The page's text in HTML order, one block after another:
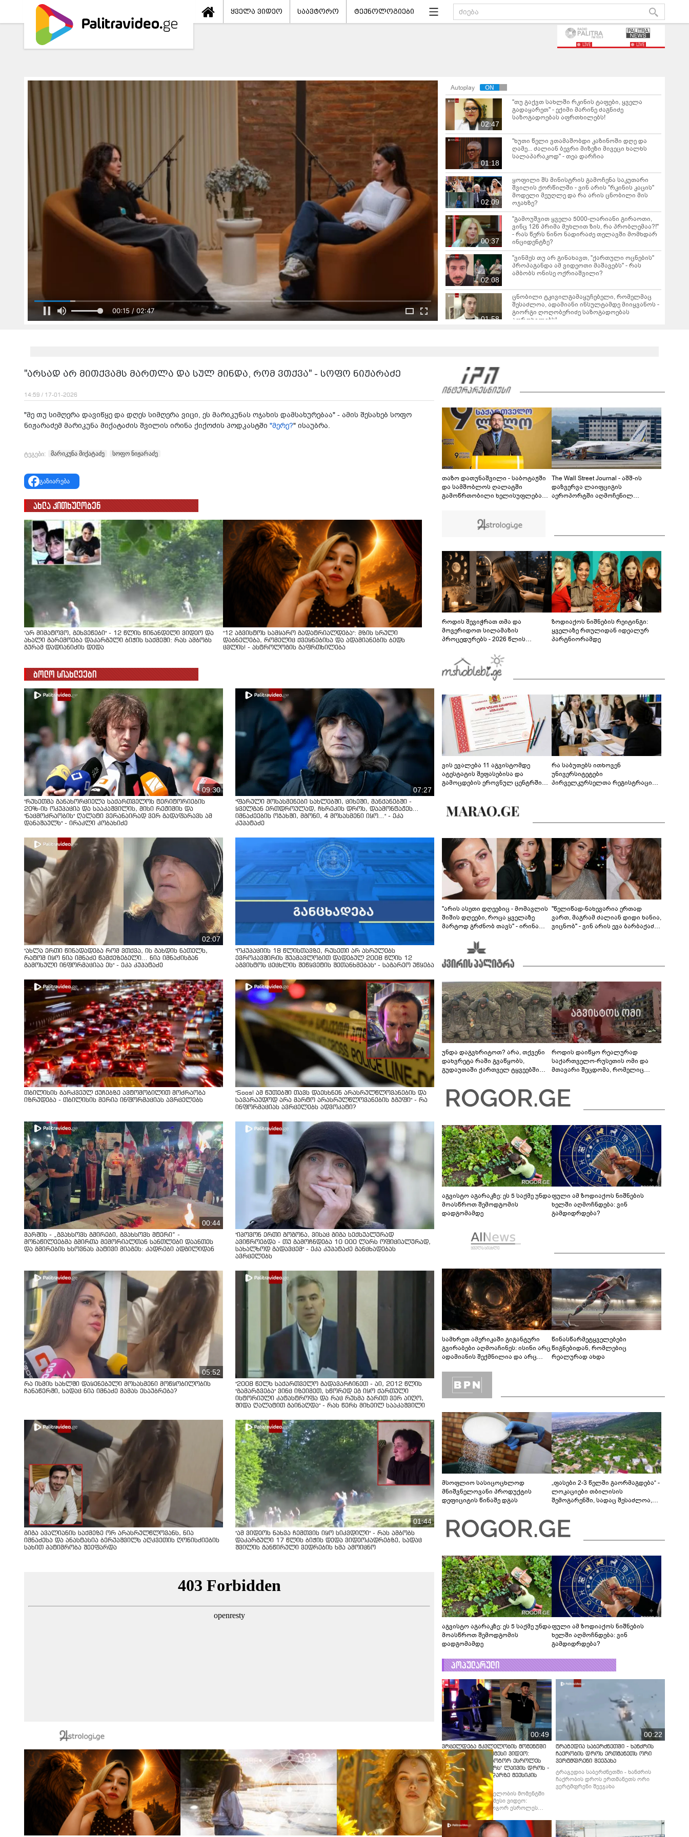
ყველა ვიდეო საავტორო ტექნოლოგიები
LIVE LIVE
00:17 / 02:47
Autoplay
02:47
"თუ გაქვთ სახლში რკინის ტაფები, ყველა
გადაყარეთ" - ექიმი მარინე ძაგნიძე
საზოგადოებას აფრთხილებს!
01:18
"ხუთი წელი ვთამაშობდი კაზინოში დღე და
ღამე... ძალიან ბევრი მიზეზი მივეცი ხალხს
სალაპარაკოდ" - თეა დარჩია
02:09
ყოფილი შს მინისტრის გამოჩენა საკუთარი
შვილის ქორწილში - ვინ არის "რკინის კაცის"
მოდელი მეუღლე და რა არის ცნობილი მის
ოჯახზე?
00:37
"გამოუშვით ყველა 5000-ლარიანი გირაოთი,
ვინც 126 პრიმა მუხლით ზის, რა პრობლემაა?!"
- რას წერს ნინო ნადირაძე თელავში მომხდარ
ინციდენტზე?
02:08
"ვინმეს თუ არ გინახავთ, "ქართული ოცნების"
პროპაგანდა ამ ვიდეოთი მაშავებს" - რას
ამბობს ონისე ოქრიაშვილი?
01:58
ცნობილი ტკივილგამაყუჩებელი, რომელმაც
შესაძლოა, ადამიანი ინსულტამდე მიიყვანოს -
გიორგი ღოღობერიძე საზოგადოებას
აფრთხილებს!
ვინერვიულე იმ ბავშვებზე, რომლებიც
"საუკუნის დედამთილი" - ვიდეო ქორწილიდან,
რომელსაც დიდი გამოხმაურება მოჰყვა
00:40
"პატარძლის ნაცვლად დედა" - ვიდეო
ჯვრისწერის ცერემონიიდან, რომელიც
ნახვების რეკორდს ხსნის
"არსად არ მითქვამს მართლა და სულ მინდა, რომ ვთქვა" - სოფო ნიჟარაძე
14:59 / 17-01-2026
"მე თუ სიმღერა დავიწყე და დღეს სიმღერა ვიცი, ეს მარიკუნას ოჯახის დამსახურებაა" - ამის შესახებ სოფო
ნიჟარაძემ მარიკუნა მიქატაძის შვილის ირინა ქიქოძის პოდკასტში "მერე?" ისაუბრა.
ტეგები: მარიკუნა მიქატაძე სოფო ნიჟარაძე
გაზიარება
ახლა კითხულობენ
"არ მიმატოვო, გეხვეწები" - 12 წლის წინანდელი ვიდეო და
ახალი გარემოება დაკარგული ბიჭის საქმეში: რას ამბობს
გურამ დადიანიძის დედა
"12 აგვისტოს სამყარო გადატრიალდება": მზის სრული
დაბნელება, რომელიც ქვეყნებისა და ადამიანების ბედს
ცვლის! - ასტროლოგის გაფრთხილება
ბოლო სიახლეები
09:30
"რუსეთმა განახორციელა საქართველოს ტერიტორიების
20%-ის ოკუპაცია და სააკაშვილის, მისი რეჟიმის და
"ნაცმოძრაობის" ღალატი ვერანაირად ვერ გადაფარავს ამ
დანაშაულს" - ირაკლი კობახიძე
07:27
"ფარული მოსასმენები სახლებში, ციხეში, მანქანებში -
ყველგან ერთდროულად, ჩხრეკის დროს, დაამონტაჟეს...
იმნაძეების ოჯახში, მგონი, 4 მოსასმენი იყო..." - ეკა
კუპატაძე
02:07
"ახლა ერთი წინადადება რომ ვთქვა, ის გახდის ნათელს,
რატომ იყო ნია იმნაძე წამქეზებელი... ნია იმნაძისგან
გამოსული ინფორმაციაა ეს" - ეკა კუპატაძე
"ოკუპაციის 18 წლისთავზე, რუსეთი არ ასრულებს
ევროკავშირის შუამავლობით დადებულ 2008 წლის 12
აგვისტოს ცეცხლის შეწყვეტის შეთანხმებას" - საგარეო უწყება
თბილისის გარკვეულ ქუჩებზე ავტომობილით მოძრაობა
იზრუდება - თბილისის მერია ინფორმაციას ავრცელებს
"Soos! ამ წუთებში თავს დაესხნენ არასრულწლოვანების და
სავარაუდოდ არა მარტო არასრულწლოვანების ჯგუფი" - რა
ინფორმაციას ავრცელებს ადვოკატი?
00:44
მარშის - „გვახსოვს გმირები, გვახსოვს მტერი” -
მონაწილეებმა გმირთა მემორიალთან სანთლები დაანთეს
და გმირების ხსოვნას პატივი მიაგეს: კადრები ადგილიდან
"იპოვონ ერთი გოგონა, ვისაც გიგა სექსუალურად
ავიწროებდა - თუ გამოჩნდება 10 000 ლარს ოფიციალურად,
სახალხოდ გადავცემ" - ეკა კუპატაძე განცხადებას
ავრცელებს
05:52
რა ისმის სახლში დაყენებული მოსასმენი მოწყობილობის
ჩანაწერში, სადაც ნია იმნაძე მამას ესაუბრება?
"2008 წელს საქართველო გადავარჩინეთ - აი, 2012 წლის
"გამარჯვება" ვინც იზეიმეთ, სწორედ ეგ იყო ქართული
ისტორიული კატასტროფა და რაც რუსმა ჯარით ვერ აიღო,
შიდა ღალატით გაინაღდა" - რას წერს მიხეილ სააკაშვილი
გიგა ავალიანის საქმეზე ორ არასრულწლოვანს, ნია
იმნაძესა და ანასტასია ბერუაშვილს აღკვეთის ღონისძიების
სახით პატიმრობა შეეფარდა
01:44
"ამ ვიდეოს ნახვა ჩემთვის იყო სიკვდილი" - რას ამბობს
დაკარგული 17 წლის ბიჭის დედა ვიდეოკადრებზე, სადაც
შვილის განწირული ვედრების ხმა ამოიცნო
თაზო დათუნაშვილი - საბოტაჟში
და სამშობლოს ღალატში
გამოწრთობილი ხელისუფლება
საქართველოს ინტერესების
მტრობა ანაკლიის პორტის
The Wall Street Journal - აშშ-ის
დაზვერვა ლაიფციგის
აეროპორტში აღმოჩენილ
როდის შევიჭრათ თმა და
მოვერიდოთ სილამაზის
პროცედურებს - 2026 წლის
გზამკვლევი
ზოდიაქოს ნიშნების რეიტინგი:
ყველაზე რთულიდან იდეალურ
პარტნიორამდე
ვის ევალება 11 აგვისტომდე
ატესტატის შეფასებისა და
გამოცდების ეროვნულ ცენტრში
რა საბუთებს ითხოვენ
უნივერსიტეტები
პირველკურსელთა რეგისტრაციის
"არის ასეთი დღეებიც - მომავლის
შიშის დღეები, როცა ყველაზე
მარტოდ გრძნობ თავს" - ირინა
"წელიწად-ნახევარია ერთად
ვართ, მაგრამ ძალიან დიდი ხანია,
ვიცნობ" - ვინ არის ევა ბარბაქაძის
უნდა დაგვხრიტოთ? არა, თქვენი
დახვრეტა რაში გვაწყობს,
გუდაუთაში ქართველ ტყვეებში
როდის დაიწყო რეალურად
საქართველო-რუსეთის ომი და
მთავარი შეცდომა, რომელიც
აგვისტო აგარაკზე: ეს 5 საქმე უნდა
მოასწროთ შემოდგომის
დადგომამდე
ფული ამ ზოდიაქოს ნიშნების
ხელში აღმოჩნდება: ვინ
გამდიდრდება?
სამხრეთ ამერიკაში გიგანტური
გვირაბები აღმოაჩინეს: ისინი არც
ადამიანის შექმნილია და არც
ლაბირინთები?
წინასწარმეტყველებები
წიგნებიდან, რომლებიც
რეალურად ახდა
მსოფლიო სასიცოცხლოდ
მნიშვნელოვანი პროდუქტის
დეფიციტის წინაშე დგას
„ფასები 2-3 წელში გაორმაგდება“ -
ლოკაციები თბილისის
შემოგარენში, სადაც შესაძლოა,
აგვისტო აგარაკზე: ეს 5 საქმე უნდა
მოასწროთ შემოდგომის
დადგომამდე
ფული ამ ზოდიაქოს ნიშნების
ხელში აღმოჩნდება: ვინ
გამდიდრდება?
პოპულარული
00:49
ვრცელდება მკვლელობის მომენტში
გადაღებული უმძიმესი ვიდეო:
კადრებში ჩანს, როგორ ესროლეს
ცნობილ "ტიკტოკერს" ლაივის დროს -
რას ამბობს მომხდარზე მექსიკის
პოლიცია
ვრცელდება მკვლელობის მომენტში
გადაღებული უმძიმესი ვიდეო:
კადრებში ჩანს, როგორ ესროლეს
ცნობილ "ტიკტოკერს" ლაივის დროს -
რას ამბობს მომხდარზე მექსიკის
პოლიცია
00:22
ტრაგედია საბერძნეთში - ხანძრის
ჩაქრობის დროს ერთმანეთს ორი
ვერტმფრენი შეეჯახა
ტრაგედია საბერძნეთში - ხანძრის
ჩაქრობის დროს ერთმანეთს ორი
ვერტმფრენი შეეჯახა